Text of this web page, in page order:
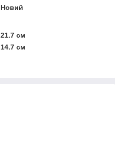
Новий
21.7 см
14.7 см